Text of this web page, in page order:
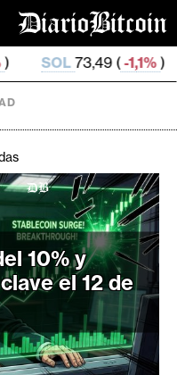
( -1,1%) TRX
10% y
el 12 de